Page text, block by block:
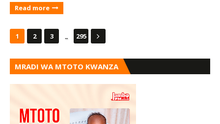
Read more
1 2 3 ... 295
MRADI WA MTOTO KWANZA